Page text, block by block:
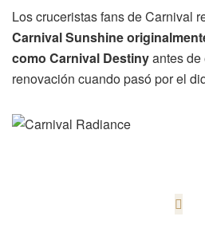
Los cruceristas fans de Carnival
Carnival Sunshine
como Carnival Destinyantes de
renovación cuando pasó por el